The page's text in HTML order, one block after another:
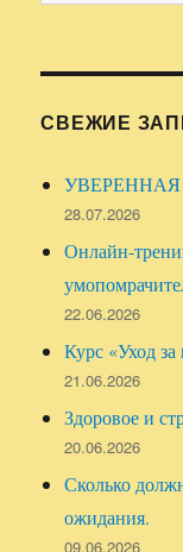
СВЕЖИЕ
28.07.2026
Онлайн-
22.06.2026
Курс «Уход
21.06.2026
Здоровое и
20.06.2026
Сколько
ожидания.
09.06.2026